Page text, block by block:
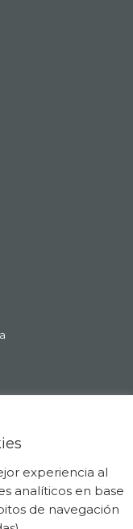
experiencia al
analíticos en base
de navegación